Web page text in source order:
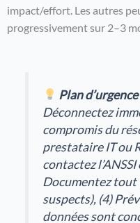
impact/effort. Les autres
progressivement sur 2–3
Plan
Déconnectez
compromis du
prestataire IT ou
contactez
Documentez tout
suspects), (4)
données sont